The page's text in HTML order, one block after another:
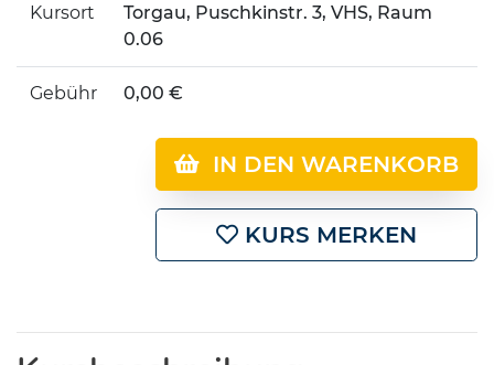
Kursort
Torgau, Puschkinstr. 3, VHS, Raum
0.06
Gebühr 0,00 €
IN DEN WARENKORB
KURS MERKEN